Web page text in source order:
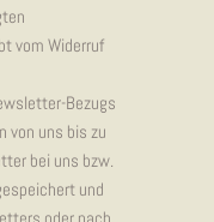
vom Widerruf
Bezugs
von uns bis zu
bei uns bzw.
und